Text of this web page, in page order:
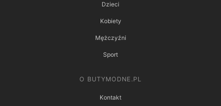
Dzieci
Kobiety
Mężczyźni
Sport
O BUTYMODNE.PL
Kontakt